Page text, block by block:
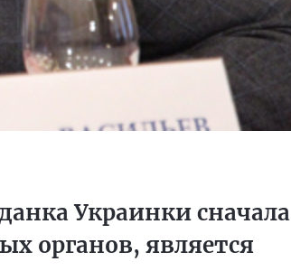
Украинки сначала
органов, является